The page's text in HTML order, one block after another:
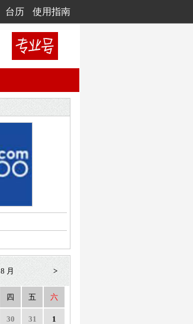
台历 使用指南
8 月 >
四 五 六
30 31 1